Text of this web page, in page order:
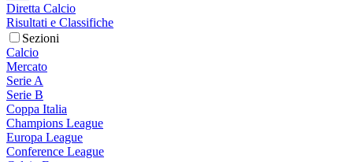
Diretta Calcio
Risultati e Classifiche
Sezioni
Calcio
Mercato
Serie A
Serie B
Coppa Italia
Champions League
Europa League
Conference League